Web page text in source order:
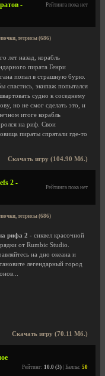
-
Рейтинга пока нет
тетрисы (686)
лет назад, корабль
пирата Генри
попал в страшную бурю.
спастись, экипаж попытался
судно к соседнему
но не смог сделать это, и
итоге корабль
на риф. Свои
пираты спрятали где-то
Скачать игру (104.90 Мб.)
2 -
Рейтинга пока нет
тетрисы (686)
рифа 2 - сиквел красочной
от Rumbic Studio.
на дно океана и
легендарный город
Скачать игру (70.11 Мб.)
Рейтинг: 10.0 (3) | Баллы: 50